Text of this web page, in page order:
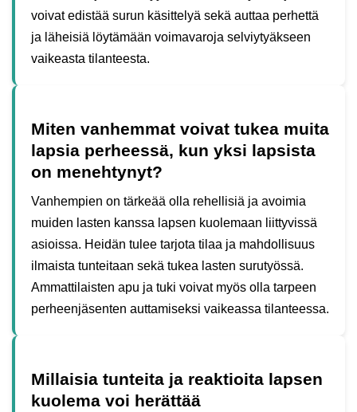
voivat edistää surun käsittelyä sekä auttaa perhettä
ja läheisiä löytämään voimavaroja selviytyäkseen
vaikeasta tilanteesta.
Miten vanhemmat voivat tukea muita
lapsia perheessä, kun yksi lapsista
on menehtynyt?
Vanhempien on tärkeää olla rehellisiä ja avoimia
muiden lasten kanssa lapsen kuolemaan liittyvissä
asioissa. Heidän tulee tarjota tilaa ja mahdollisuus
ilmaista tunteitaan sekä tukea lasten surutyössä.
Ammattilaisten apu ja tuki voivat myös olla tarpeen
perheenjäsenten auttamiseksi vaikeassa tilanteessa.
Millaisia tunteita ja reaktioita lapsen
kuolema voi herättää